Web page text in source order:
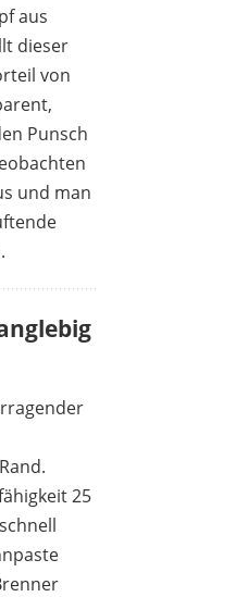
aus
dieser
von
Punsch
und man
25